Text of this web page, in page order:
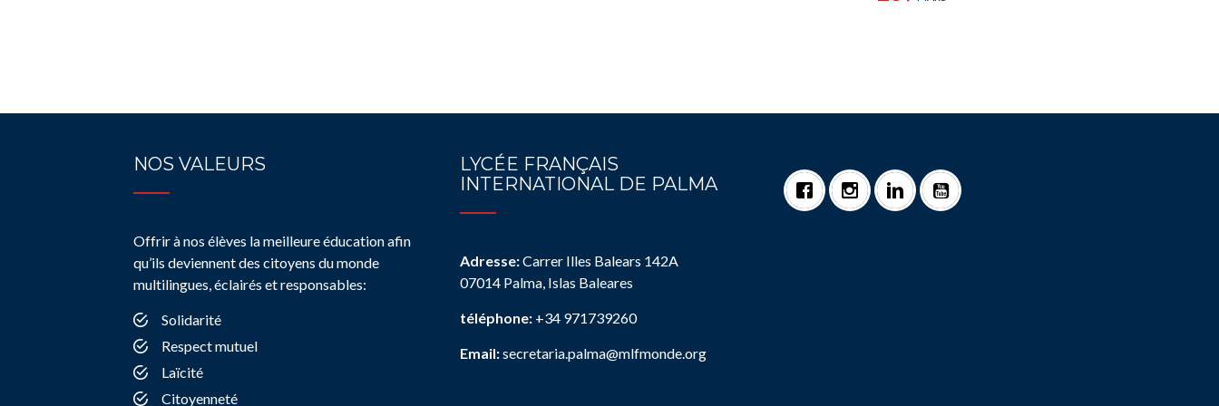
NOS VALEURS
Offrir à nos élèves la meilleure éducation afin
qu’ils deviennent des citoyens du monde
multilingues, éclairés et responsables:
Solidarité
Respect mutuel
Laïcité
Citoyenneté
LYCÉE FRANÇAIS
INTERNATIONAL DE PALMA
Adresse:Carrer Illes Balears 142A
07014 Palma, Islas Baleares
téléphone: +34 971739260
Email:secretaria.palma@mlfmonde.org